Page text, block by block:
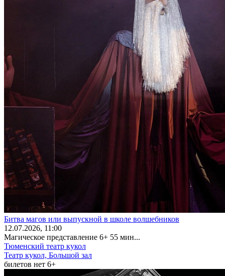
Битва магов или выпускной в школе волшебников
12.07.2026, 11:00
Магическое представление 6+ 55 мин...
Тюменский театр кукол
Театр кукол, Большой зал
билетов нет 6+